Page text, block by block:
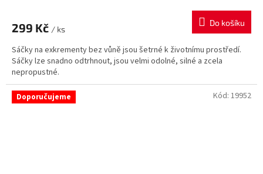
299 Kč / ks
Do košíku
Sáčky na exkrementy bez vůně jsou šetrné k životnímu prostředí.
Sáčky lze snadno odtrhnout, jsou velmi odolné, silné a zcela
nepropustné.
Doporučujeme Kód: 19952